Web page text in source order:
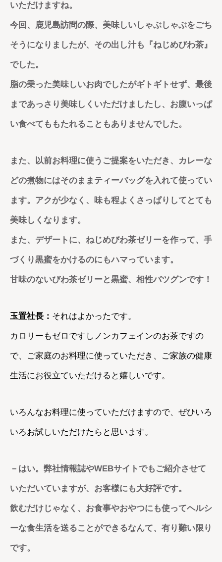
いただけますね。
今回、鹿児島訪問の際、美味しいしゃぶしゃぶをごち
そうになりましたが、その出し汁も『ねじめびわ茶』
でした。
脂の乗った美味しいお肉でしたがギトギトせず、最後
まであっさり美味しくいただけましたし、お腹いっぱ
い食べてももたれることもありませんでした。
また、以前お料理に使うご提案をいただき、カレーな
どの煮物にはそのままティーバッグを入れて使ってい
ます。アクが少なく、味も程よくさっぱりしてとても
美味しくなります。
また、デザートに、ねじめびわ茶ゼリーを作って、手
づくり黒蜜をかけるのにもハマっています。
甘味のないびわ茶ゼリーと黒蜜、相性バツグンです！
玉置社長： それはよかったです。
カロリーもゼロですしノンカフェインのお茶ですの
で、ご家庭のお料理に使っていただき、ご家族の健康
生活にお役立ていただけると嬉しいです。
いろんなお料理に使っていただけますので、ぜひいろ
いろお試しいただけたらと思います。
－はい。弊社情報誌やWEBサイトでもご紹介させて
いただいていますが、お客様にも大好評です。
飲むだけじゃなく、お食事やおやつにも使ってヘルシ
ーな食生活を送ることができるなんて、有り難い限り
です。